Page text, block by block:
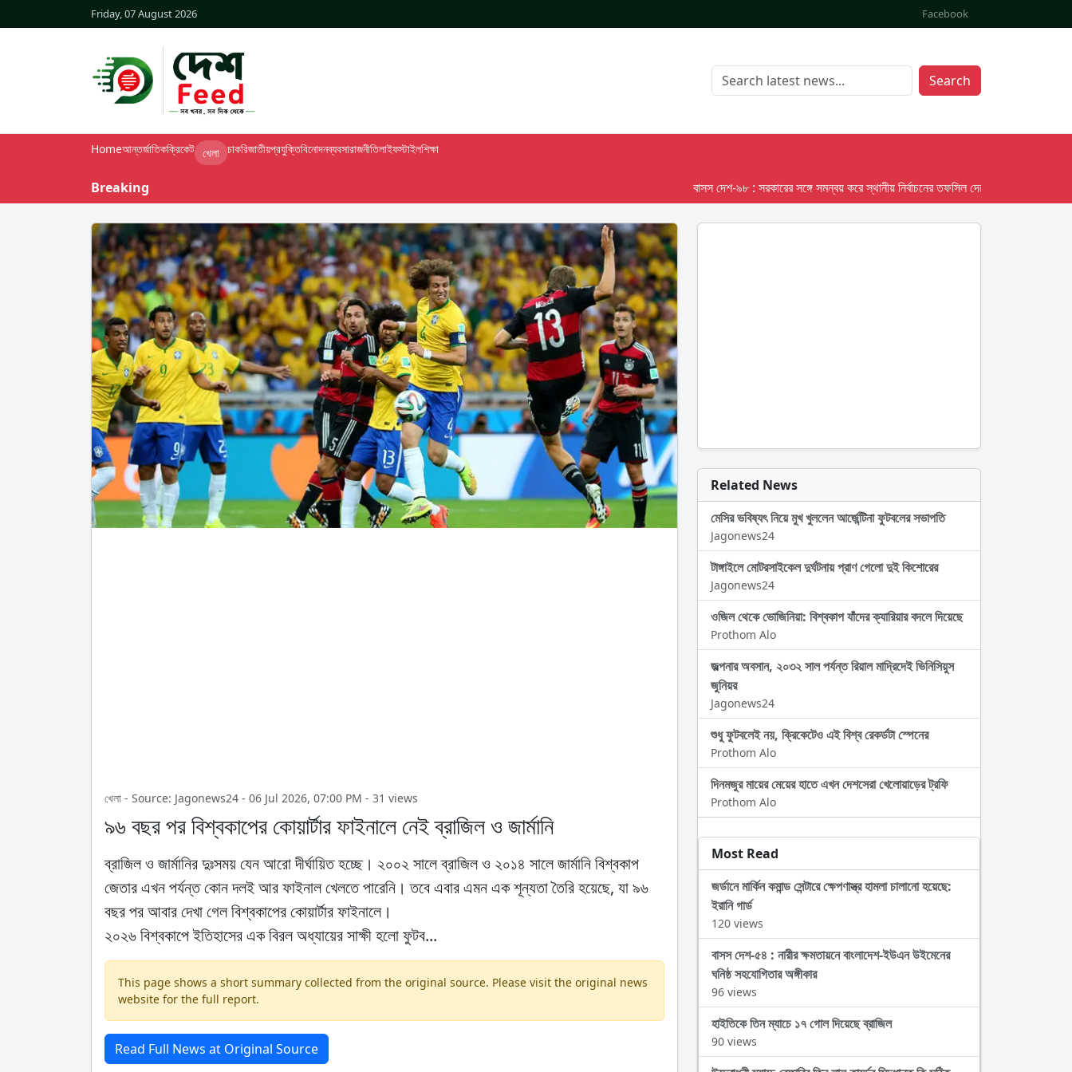
Friday, 07 August 2026 Facebook
Search
Homeআন্তর্জাতিকক্রিকেট খেলা চাকরিজাতীয়প্রযুক্তিবিনোদনব্যবসারাজনীতিলাইফস্টাইলশিক্ষা
Breaking বাসস দেশ-৯৮ : সরকারের সঙ্গে সমন্বয় করে স্থানীয় নির্বাচনের তফসিল দেবে ইসি; অক্টোবর লক্ষ্য ধরে
খেলা - Source: Jagonews24 - 06 Jul 2026, 07:00 PM - 31 views
৯৬ বছর পর বিশ্বকাপের কোয়ার্টার ফাইনালে নেই ব্রাজিল ও জার্মানি
ব্রাজিল ও জার্মানির দুঃসময় যেন আরো দীর্ঘায়িত হচ্ছে। ২০০২ সালে ব্রাজিল ও ২০১৪ সালে জার্মানি বিশ্বকাপ
জেতার এখন পর্যন্ত কোন দলই আর ফাইনাল খেলতে পারেনি। তবে এবার এমন এক শূন্যতা তৈরি হয়েছে, যা ৯৬
বছর পর আবার দেখা গেল বিশ্বকাপের কোয়ার্টার ফাইনালে।
২০২৬ বিশ্বকাপে ইতিহাসের এক বিরল অধ্যায়ের সাক্ষী হলো ফুটব...
This page shows a short summary collected from the original source. Please visit the original news
website for the full report.
Read Full News at Original Source
Related News
মেসির ভবিষ্যৎ নিয়ে মুখ খুললেন আর্জেন্টিনা ফুটবলের সভাপতি
Jagonews24
টাঙ্গাইলে মোটরসাইকেল দুর্ঘটনায় প্রাণ গেলো দুই কিশোরের
Jagonews24
ওজিল থেকে ভোজিনিয়া: বিশ্বকাপ যাঁদের ক্যারিয়ার বদলে দিয়েছে
Prothom Alo
জল্পনার অবসান, ২০৩২ সাল পর্যন্ত রিয়াল মাদ্রিদেই ভিনিসিয়ুস
জুনিয়র
Jagonews24
শুধু ফুটবলেই নয়, ক্রিকেটেও এই বিশ্ব রেকর্ডটা স্পেনের
Prothom Alo
দিনমজুর মায়ের মেয়ের হাতে এখন দেশসেরা খেলোয়াড়ের ট্রফি
Prothom Alo
Most Read
জর্ডানে মার্কিন কমান্ড সেন্টারে ক্ষেপণাস্ত্র হামলা চালানো হয়েছে:
ইরানি গার্ড
120 views
বাসস দেশ-৫৪ : নারীর ক্ষমতায়নে বাংলাদেশ-ইউএন উইমেনের
ঘনিষ্ঠ সহযোগিতার অঙ্গীকার
96 views
হাইতিকে তিন ম্যাচে ১৭ গোল দিয়েছে ব্রাজিল
90 views